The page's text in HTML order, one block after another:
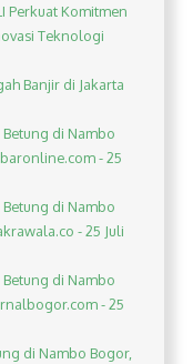
Perkuat Komitmen
Teknologi
Banjir di Jakarta
Betung di Nambo
- 25
Betung di Nambo
- 25 Juli
Betung di Nambo
- 25
di Nambo Bogor,